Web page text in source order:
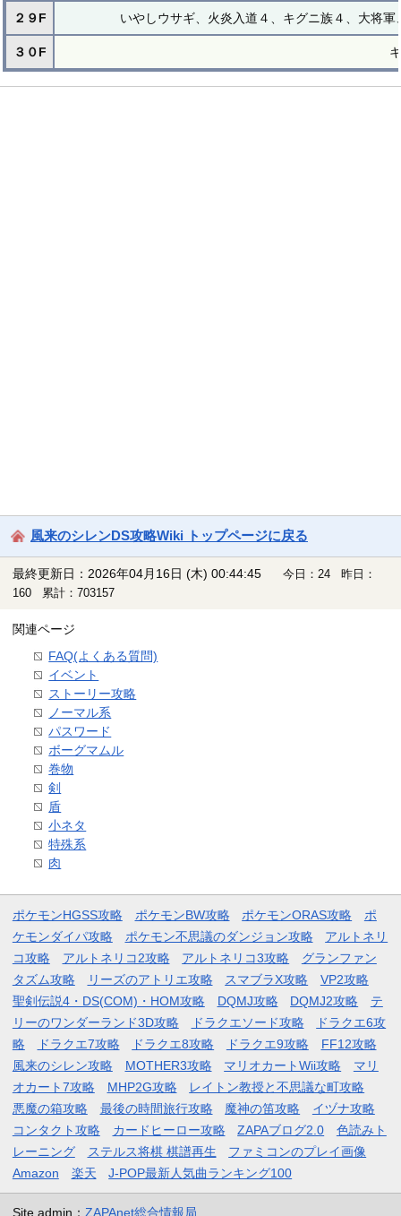
２９F いやしウサギ、火炎入道４、キグニ族４、大将
３０F
風来のシレンDS攻略Wiki トップページに戻る
最終更新日：2026年04月16日 (木) 00:44:45
今日：24 昨日：
160 累計：703157
関連ページ
FAQ(よくある質問)
イベント
ストーリー攻略
ノーマル系
パスワード
ボーグマムル
巻物
剣
盾
小ネタ
特殊系
肉
ポケモンHGSS攻略 ポケモンBW攻略 ポケモンORAS攻略
ポ
ケモンダイパ攻略
ポケモン不思議のダンジョン攻略
アルトネリ
コ攻略
アルトネリコ2攻略 アルトネリコ3攻略
グランファン
タズム攻略
リーズのアトリエ攻略 スマブラX攻略
VP2攻略
聖剣伝説4・DS(COM)・HOM攻略
DQMJ攻略 DQMJ2攻略
テ
リーのワンダーランド3D攻略
ドラクエソード攻略
ドラクエ6攻
略
ドラクエ7攻略 ドラクエ8攻略 ドラクエ9攻略
FF12攻略
風来のシレン攻略
MOTHER3攻略 マリオカートWii攻略
マリ
オカート7攻略
MHP2G攻略
レイトン教授と不思議な町攻略
悪魔の箱攻略
最後の時間旅行攻略 魔神の笛攻略
イヅナ攻略
コンタクト攻略
カードヒーロー攻略 ZAPAブログ2.0
色読みト
レーニング
ステルス将棋 棋譜再生
ファミコンのプレイ画像
Amazon
楽天 J-POP最新人気曲ランキング100
Site admin： ZAPAnet総合情報局